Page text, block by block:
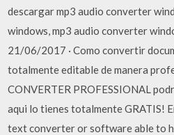
descargar mp3 audio converter
windows, mp3 audio converter
21/06/2017 · Como convertir
totalmente editable de manera
CONVERTER PROFESSIONAL
aqui lo tienes totalmente GRATIS!
text converter or software able to